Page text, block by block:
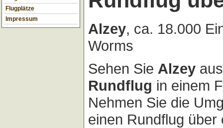
Flugplätze
Impressum
Alzey, ca. 18.000
Worms
Sehen Sie Alzey
Rundflug in einem
Nehmen Sie die
einen Rundflug